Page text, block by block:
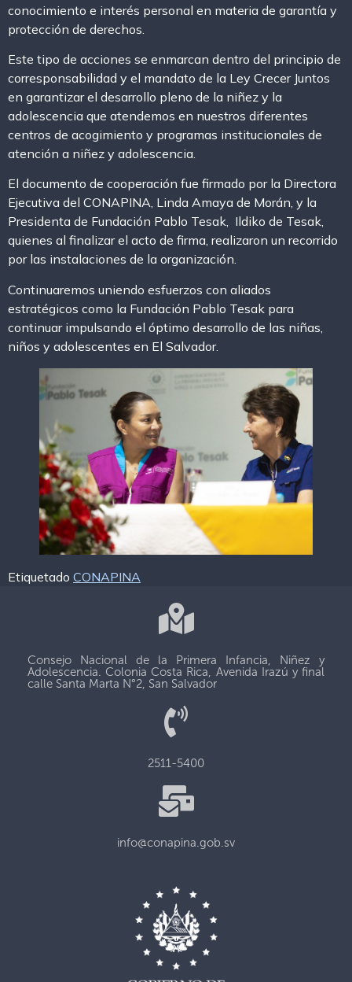
conocimiento e interés personal en materia de garantía y
protección de derechos.
Este tipo de acciones se enmarcan dentro del principio de
corresponsabilidad y el mandato de la Ley Crecer Juntos
en garantizar el desarrollo pleno de la niñez y la
adolescencia que atendemos en nuestros diferentes
centros de acogimiento y programas institucionales de
atención a niñez y adolescencia.
El documento de cooperación fue firmado por la Directora
Ejecutiva del CONAPINA, Linda Amaya de Morán, y la
Presidenta de Fundación Pablo Tesak, Ildiko de Tesak,
quienes al finalizar el acto de firma, realizaron un recorrido
por las instalaciones de la organización.
Continuaremos uniendo esfuerzos con aliados
estratégicos como la Fundación Pablo Tesak para
continuar impulsando el óptimo desarrollo de las niñas,
niños y adolescentes en El Salvador.
Etiquetado CONAPINA
Consejo Nacional de la Primera Infancia, Niñez y
Adolescencia. Colonia Costa Rica, Avenida Irazú y final
calle Santa Marta N°2, San Salvador
2511-5400
info@conapina.gob.sv